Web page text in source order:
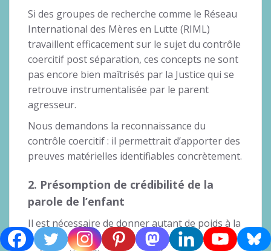
Si des groupes de recherche comme le Réseau
International des Mères en Lutte (RIML)
travaillent efficacement sur le sujet du contrôle
coercitif post séparation, ces concepts ne sont
pas encore bien maîtrisés par la Justice qui se
retrouve instrumentalisée par le parent
agresseur.
Nous demandons la reconnaissance du
contrôle coercitif : il permettrait d’apporter des
preuves matérielles identifiables concrètement.
2. Présomption de crédibilité de la
parole de l’enfant
Il est nécessaire de donner autant de poids à la
présomption de crédibilité de la victime qu’à la